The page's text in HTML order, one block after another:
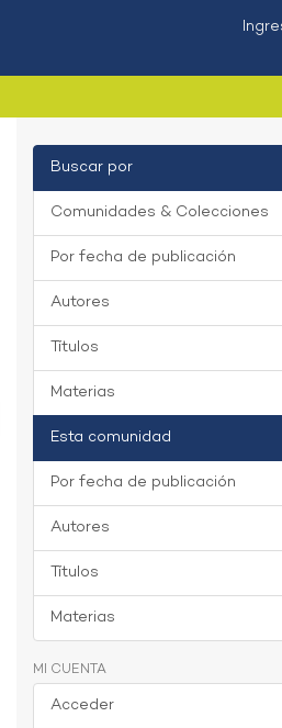
Buscar por
Comunidades & Colecciones
Por fecha de publicación
Autores
Títulos
Materias
Esta comunidad
Por fecha de publicación
Autores
Títulos
Materias
MI CUENTA
Acceder